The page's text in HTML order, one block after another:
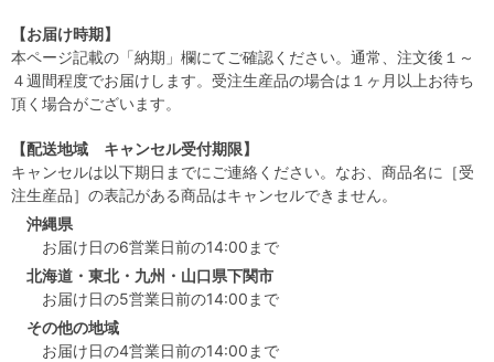
【お届け時期】
本ページ記載の「納期」欄にてご確認ください。通常、注文後１～
４週間程度でお届けします。受注生産品の場合は１ヶ月以上お待ち
頂く場合がございます。
【配送地域 キャンセル受付期限】
キャンセルは以下期日までにご連絡ください。なお、商品名に［受
注生産品］の表記がある商品はキャンセルできません。
沖縄県
お届け日の6営業日前の14:00まで
北海道・東北・九州・山口県下関市
お届け日の5営業日前の14:00まで
その他の地域
お届け日の4営業日前の14:00まで